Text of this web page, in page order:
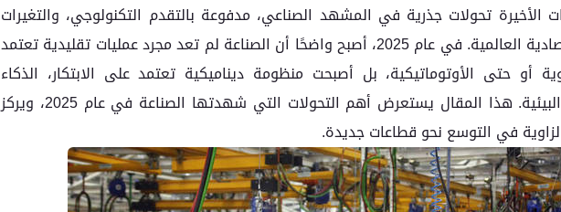
الأخيرة تحولات جذرية في المشهد الصناعي، مدفوعة بالتقدم التكنولوجي، والتغيرات
المناخية، والتحولات الاقتصادية العالمية. في عام 2025، أصبح واضحًا أن الصناعة لم تعد مجرد عمليات تقليدية تعتمد
أو حتى الأوتوماتيكية، بل أصبحت منظومة ديناميكية تعتمد على الابتكار، الذكاء
الاصطناعي، والاستدامة البيئية. هذا المقال يستعرض أهم التحولات التي شهدتها الصناعة في عام 2025، ويركز
الزاوية في التوسع نحو قطاعات جديدة.